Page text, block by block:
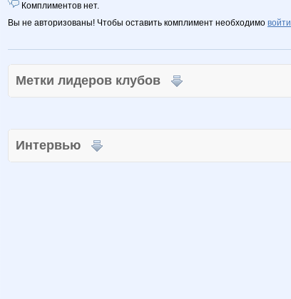
Комплиментов нет.
Вы не авторизованы! Чтобы оставить комплимент необходимо войти
Метки лидеров клубов
Интервью